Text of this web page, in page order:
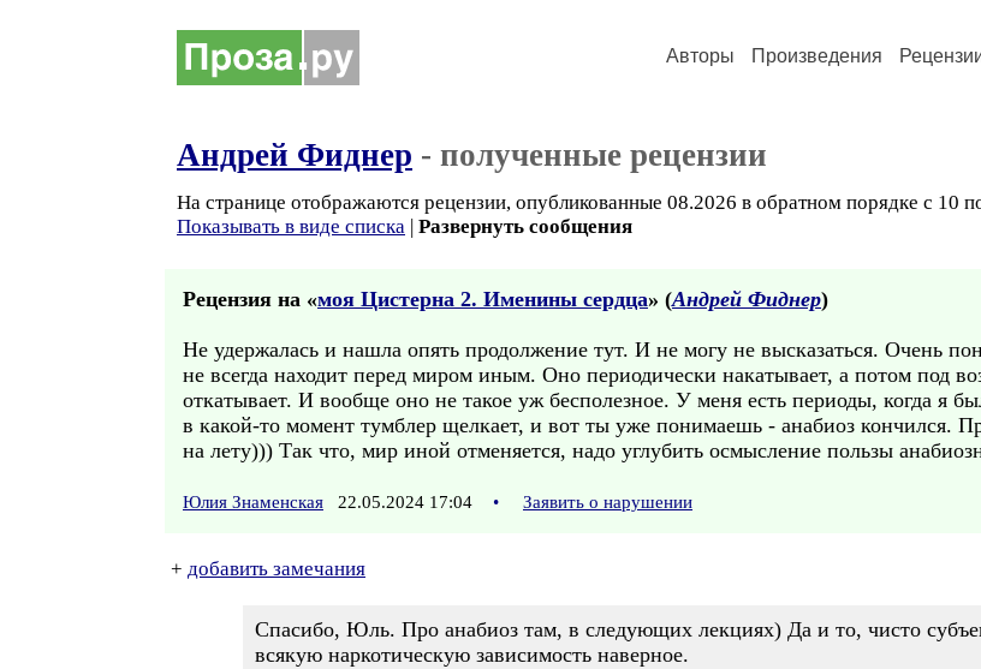
Авторы Произведения
Андрей Фиднер - полученные рецензии
На странице отображаются рецензии, опубликованные 08.2026 в обратном порядке с 10
Показывать в виде списка | Развернуть сообщения
Рецензия на «моя Цистерна 2. Именины сердца» (Андрей Фиднер)
Не удержалась и нашла опять продолжение тут. И не могу не высказаться. Очень
не всегда находит перед миром иным. Оно периодически накатывает, а потом под
откатывает. И вообще оно не такое уж бесполезное. У меня есть периоды, когда я
в какой-то момент тумблер щелкает, и вот ты уже понимаешь - анабиоз кончился.
на лету))) Так что, мир иной отменяется, надо углубить осмысление пользы
Юлия Знаменская 22.05.2024 17:04 • Заявить о нарушении
+ добавить замечания
Спасибо, Юль. Про анабиоз там, в следующих лекциях) Да и то, чисто
всякую наркотическую зависимость наверное.